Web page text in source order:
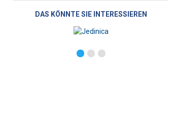
DAS KÖNNTE SIE INTERESSIEREN